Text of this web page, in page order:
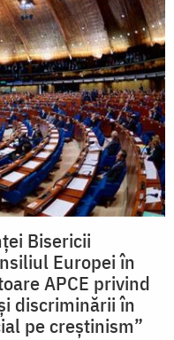
Bisericii
Europei în
APCE privind
discriminării în
pe creștinism”